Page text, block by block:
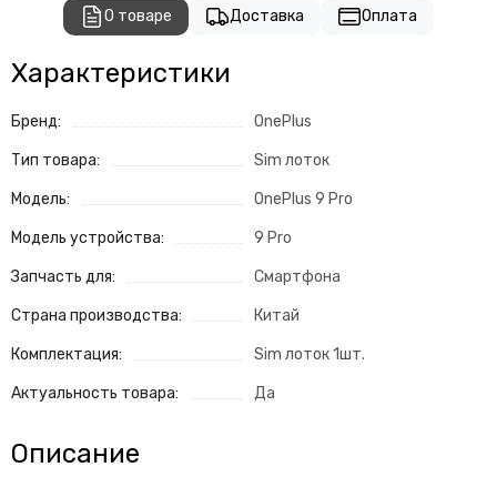
О товаре Доставка Оплата
Характеристики
Бренд: OnePlus
Тип товара: Sim лоток
Модель: OnePlus 9 Pro
Модель устройства: 9 Pro
Запчасть для: Смартфона
Страна производства: Китай
Комплектация: Sim лоток 1шт.
Актуальность товара: Да
Описание